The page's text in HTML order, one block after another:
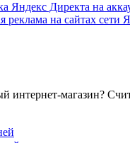
Яндекс Директа на
на сайтах сети
интернет-магазин?